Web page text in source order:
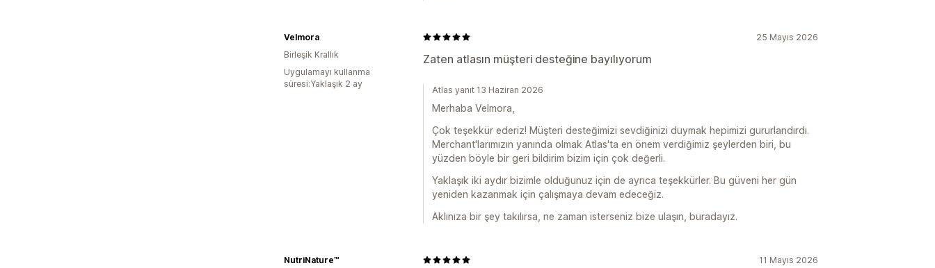
25 Mayıs 2026
Zaten atlasın müşteri desteğine bayılıyorum
Velmora
Birleşik Krallık
Uygulamayı kullanma
süresi:Yaklaşık 2 ay
Atlas yanıt 13 Haziran 2026
Merhaba Velmora,
Çok teşekkür ederiz! Müşteri desteğimizi sevdiğinizi duymak hepimizi gururlandırdı.
Merchant'larımızın yanında olmak Atlas'ta en önem verdiğimiz şeylerden biri, bu
yüzden böyle bir geri bildirim bizim için çok değerli.
Yaklaşık iki aydır bizimle olduğunuz için de ayrıca teşekkürler. Bu güveni her gün
yeniden kazanmak için çalışmaya devam edeceğiz.
Aklınıza bir şey takılırsa, ne zaman isterseniz bize ulaşın, buradayız.
11 Mayıs 2026
NutriNature™